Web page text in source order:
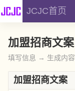
JCJC首页
加盟招商文案
填写信息 → 生成内容
加盟招商文案